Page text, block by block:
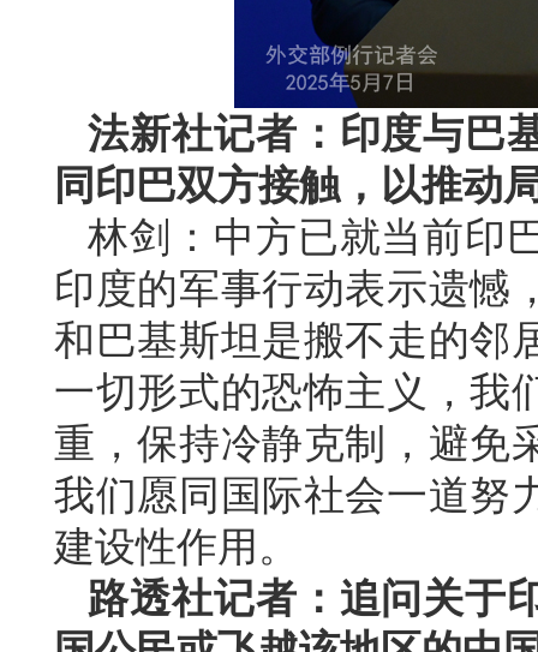
法新社记者：印度与巴
同印巴双方接触，以推动
林剑：中方已就当前印
印度的军事行动表示遗憾
和巴基斯坦是搬不走的邻
一切形式的恐怖主义，我
重，保持冷静克制，避免
我们愿同国际社会一道努
建设性作用。
路透社记者：追问关于